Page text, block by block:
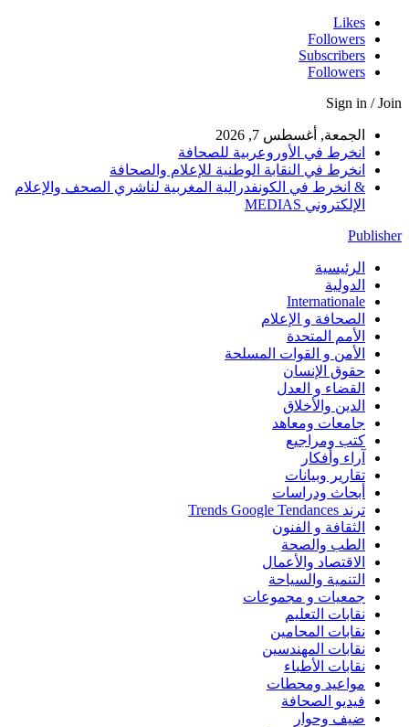
Likes
Followers
Subscribers
Followers
Sign in / Join
الجمعة, أغسطس 7, 2026
انخرط في الأوروعربية للصحافة
انخرط في النقابة الوطنية للإعلام والصحافة
& انخرط في الكونفدرالية المغربية لناشري الصحف والإعلام
الإلكتروني MEDIAS
Publisher
الرئيسية
الدولية
Internationale
الصحافة و الإعلام
الأمم المتحدة
الأمن و القوات المسلحة
حقوق الإنسان
القضاء و العدل
الدين والأخلاق
جامعات ومعاهد
كتب ومراجيع
آراء وأفكار
تقارير وبيانات
أبحاث ودراسات
ترند Trends Google Tendances
الثقافة و الفنون
الطب والصحة
الاقتصاد والأعمال
التنمية والسياحة
جمعيات و مجموعات
نقابات التعليم
نقابات المحامين
نقابات المهندسين
نقابات الأطباء
مواعيد ومحطات
فيديو الصحافة
ضيف وحوار